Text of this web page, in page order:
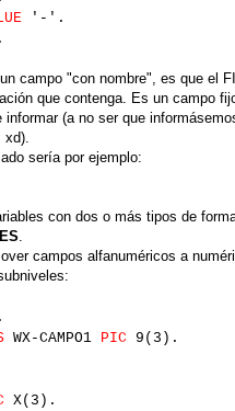
'-'.
campo "con nombre", es que el
que contenga. Es un campo
informar (a no ser que
xd).
sería por ejemplo:
con dos o más tipos de
.
campos alfanuméricos a
WX-CAMPO1 PIC 9(3).
X(3).